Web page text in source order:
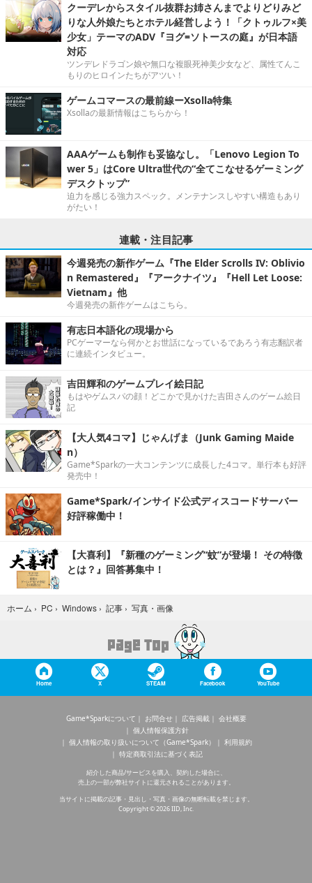
クーデレからスタイル抜群お姉さんまでよりどりみど
りな人外娘たちとホテル経営しよう！「クトゥルフ×美
少女」テーマのADV『ヨグ=ソトースの庭』が日本語
対応
ツンデレドラゴン娘や無口な複眼死神美少女など、属性てんこ
もりのヒロインたちがアツい！
ゲームコマースの最前線ーXsolla特集
Xsollaの最新情報はこちらから！
AAAゲームも制作も妥協なし。「Lenovo Legion To
wer 5」はCore Ultra世代の“全てこなせるゲーミング
デスクトップ”
迫力を感じる強力スペック。メンテナンスしやすい構造もあり
がたい！
連載・注目記事
今週発売の新作ゲーム『The Elder Scrolls IV: Oblivio
n Remastered』『アークナイツ』『Hell Let Loose:
Vietnam』他
今週発売の新作ゲームはこちら。
有志日本語化の現場から
PCゲーマーなら何かとお世話になっているであろう有志翻訳者
に連続インタビュー。
吉田輝和のゲームプレイ絵日記
もはやゲムスパの顔！どこかで見かけた吉田さんのゲーム絵日
記
【大人気4コマ】じゃんげま（Junk Gaming Maide
n）
Game*Sparkの一大コンテンツに成長した4コマ。単行本も好評
発売中！
Game*Spark/インサイド公式ディスコードサーバー
好評稼働中！
【大喜利】『新種のゲーミング“蚊”が登場！ その特徴
とは？』回答募集中！
ホーム › PC › Windows › 記事 › 写真・画像
Home X STEAM Facebook YouTube
Game*Sparkについて お問合せ 広告掲載
会社概要
個人情報保護方針
個人情報の取り扱いについて（Game*Spark）
利用規約
特定商取引法に基づく表記
紹介した商品/サービスを購入、契約した場合に、
売上の一部が弊社サイトに還元されることがあります。
当サイトに掲載の記事・見出し・写真・画像の無断転載を禁じます。
Copyright © 2026 IID, Inc.